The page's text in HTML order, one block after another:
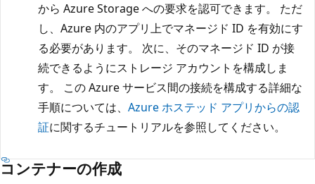
から Azure Storage への要求を認可できます。 ただ
し、Azure 内のアプリ上でマネージド ID を有効にす
る必要があります。 次に、そのマネージド ID が接
続できるようにストレージ アカウントを構成しま
す。 この Azure サービス間の接続を構成する詳細な
手順については、 Azure ホステッド アプリからの認
証に関するチュートリアルを参照してください。
コンテナーの作成